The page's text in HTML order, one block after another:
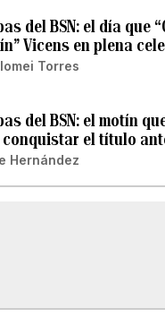
del BSN: el día que
Vicens en plena
Torres
del BSN: el motín
el título
Hernández